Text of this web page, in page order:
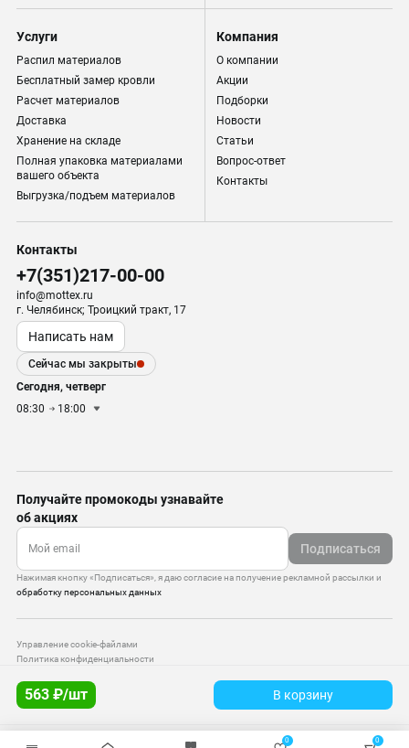
563 ₽/шт В корзину
Услуги
Распил материалов
Бесплатный замер кровли
Расчет материалов
Доставка
Хранение на складе
Полная упаковка материалами
вашего объекта
Выгрузка/подъем материалов
Компания
О компании
Акции
Подборки
Новости
Статьи
Вопрос-ответ
Контакты
Контакты
+7(351)217-00-00
info@mottex.ru
г. Челябинск; Троицкий тракт, 17
Написать нам
Сейчас мы закрыты
Сегодня, четверг
08:30
18:00
Получайте промокоды узнавайте
об акциях
Подписаться
Нажимая кнопку «Подписаться», я даю согласие на получение рекламной рассылки и
обработку персональных данных
Управление cookie-файлами
Политика конфиденциальности
© 2010–2026 — ООО «Моттекс»
0 0